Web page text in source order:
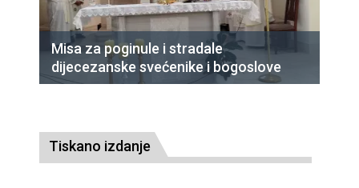
Misa za poginule i stradale
dijecezanske svećenike i bogoslove
Tiskano izdanje